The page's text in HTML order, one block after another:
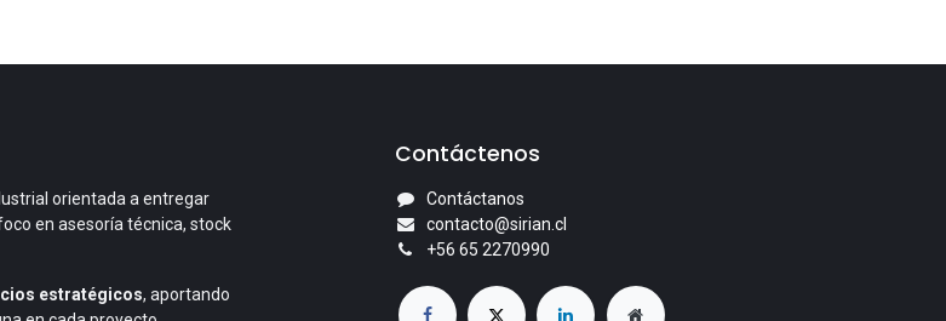
orientada a entregar
en asesoría técnica, stock
estratégicos, aportando
Contáctenos
Contáctanos
contacto@sirian.cl
+56 65 2270990